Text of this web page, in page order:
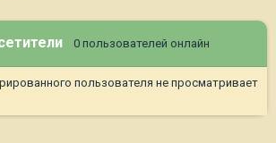
0 пользователей онлайн
пользователя не просматривает